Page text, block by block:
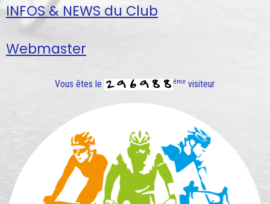
INFOS & NEWS du Club
Webmaster
Vous êtes le ème visiteur